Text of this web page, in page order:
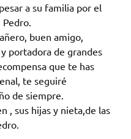
a su familia por el
buen amigo,
portadora de grandes
que te has
te seguiré
de siempre.
, sus hijas y nieta,de las